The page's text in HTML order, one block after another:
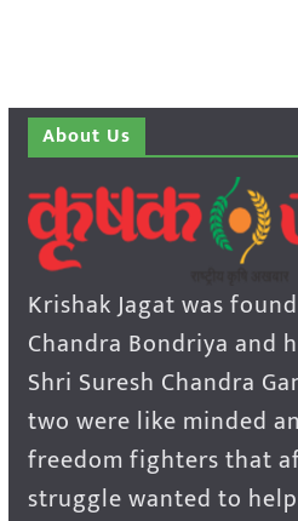
About Us
Krishak Jagat was
Chandra Bondriya and
Shri Suresh Chandra
two were like minded
freedom fighters that
struggle wanted to